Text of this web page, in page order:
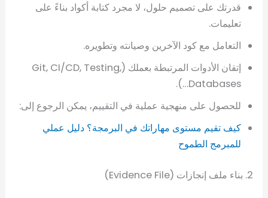
قدرتك على تصميم حلول، لا مجرد كتابة أكواد بناءً على
تعليمات.
التعامل مع كود الآخرين وصيانته وتطويره.
إتقان الأدوات المرتبطة بعملك (Git, CI/CD, Testing,
Databases…).
للحصول على منهجية عملية في التقييم، يمكن الرجوع إلى:
كيف تقيم مستوى مهاراتك في البرمجة؟ دليل عملي
للمبرمج الطموح
2. بناء ملف إنجازات (Evidence File)